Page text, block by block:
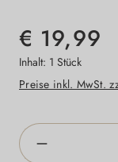
€ 19,99
Inhalt: 1 Stück
Preise inkl. MwSt.
Produkt